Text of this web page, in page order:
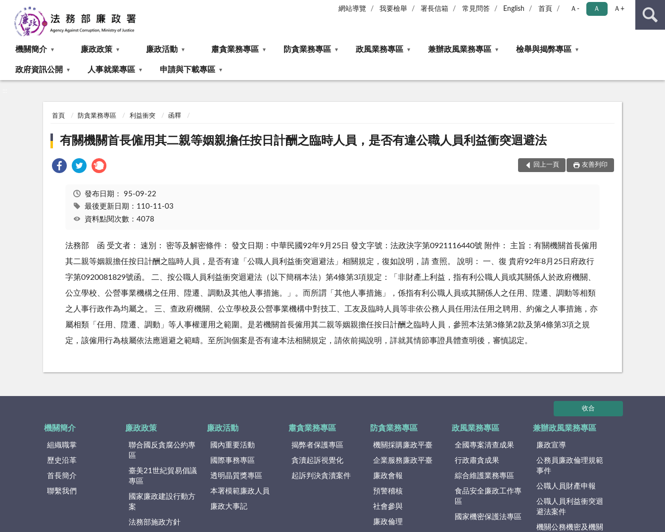
網站導覽 我要檢舉 署長信箱 常見問答 English 首頁 Ａ- Ａ Ａ+
機關簡介 廉政政策 廉政活動 肅貪業務專區 防貪業務專區 政風業務專區 兼辦政風業務專區 檢舉與揭弊專區
政府資訊公開 人事就業專區 申請與下載專區
首頁 防貪業務專區 利益衝突 函釋
有關機關首長僱用其二親等姻親擔任按日計酬之臨時人員，是否有違公職人員利益衝突迴避法
回上一頁 友善列印
發布日期： 95-09-22
最後更新日期：110-11-03
資料點閱次數：4078
法務部 函 受文者： 速別： 密等及解密條件： 發文日期：中華民國92年9月25日 發文字號：法政決字第0921116440號 附件： 主旨：有關機關首長僱用
其二親等姻親擔任按日計酬之臨時人員，是否有違「公職人員利益衝突迴避法」相關規定，復如說明，請 查照。 說明： 一、復 貴府92年8月25日府政行
字第0920081829號函。 二、按公職人員利益衝突迴避法（以下簡稱本法）第4條第3項規定：「非財產上利益，指有利公職人員或其關係人於政府機關、
公立學校、公營事業機構之任用、陞遷、調動及其他人事措施。」。而所謂「其他人事措施」，係指有利公職人員或其關係人之任用、陞遷、調動等相類
之人事行政作為均屬之。 三、查政府機關、公立學校及公營事業機構中對技工、工友及臨時人員等非依公務人員任用法任用之聘用、約僱之人事措施，亦
屬相類「任用、陞遷、調動」等人事權運用之範圍。是若機關首長僱用其二親等姻親擔任按日計酬之臨時人員，參照本法第3條第2款及第4條第3項之規
定，該僱用行為核屬依法應迴避之範疇。至所詢個案是否有違本法相關規定，請依前揭說明，詳就其情節事證具體查明後，審慎認定。
收合
機關簡介
組織職掌
歷史沿革
首長簡介
聯繫我們
廉政政策
聯合國反貪腐公約專
區
臺美21世紀貿易倡議
專區
國家廉政建設行動方
案
法務部施政方針
廉政活動
國內重要活動
國際事務專區
透明晶質獎專區
本署模範廉政人員
廉政大事記
肅貪業務專區
揭弊者保護專區
貪瀆起訴視覺化
起訴判決貪瀆案件
防貪業務專區
機關採購廉政平臺
企業服務廉政平臺
廉政會報
預警稽核
社會參與
廉政倫理
政風業務專區
全國專案清查成果
行政肅貪成果
綜合維護業務專區
食品安全廉政工作專
區
國家機密保護法專區
兼辦政風業務專區
廉政宣導
公務員廉政倫理規範
事件
公職人員財產申報
公職人員利益衝突迴
避法案件
機關公務機密及機關